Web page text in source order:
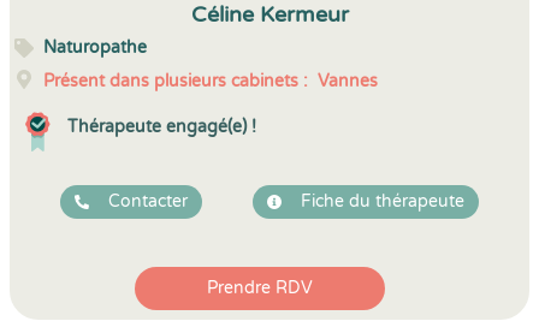
Céline Kermeur
Naturopathe
Présent dans plusieurs cabinets : Vannes
Thérapeute engagé(e) !
Contacter Fiche du thérapeute
Prendre RDV